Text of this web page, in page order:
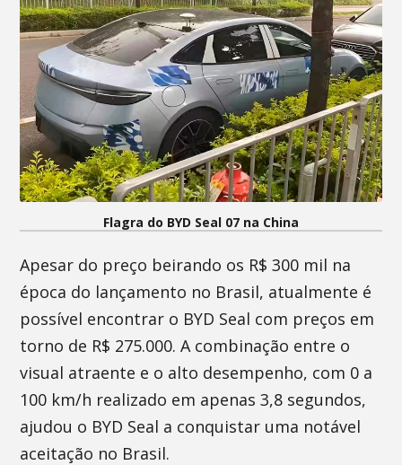
Flagra do BYD Seal 07 na China
Apesar do preço beirando os R$ 300 mil na
época do lançamento no Brasil, atualmente é
possível encontrar o BYD Seal com preços em
torno de R$ 275.000. A combinação entre o
visual atraente e o alto desempenho, com 0 a
100 km/h realizado em apenas 3,8 segundos,
ajudou o BYD Seal a conquistar uma notável
aceitação no Brasil.